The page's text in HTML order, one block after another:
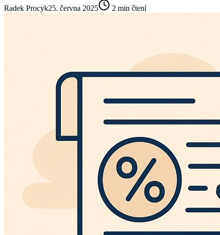
Radek Procyk25. června 2025 2 min čtení